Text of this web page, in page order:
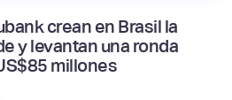
crean en Brasil la
y levantan una ronda
millones